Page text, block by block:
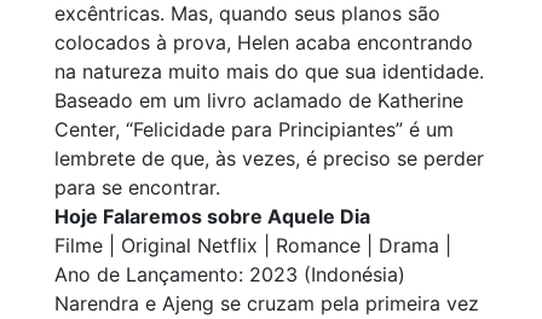
excêntricas. Mas, quando seus planos são
colocados à prova, Helen acaba encontrando
na natureza muito mais do que sua identidade.
Baseado em um livro aclamado de Katherine
Center, “Felicidade para Principiantes” é um
lembrete de que, às vezes, é preciso se perder
para se encontrar.
Hoje Falaremos sobre Aquele Dia
Filme | Original Netflix | Romance | Drama |
Ano de Lançamento: 2023 (Indonésia)
Narendra e Ajeng se cruzam pela primeira vez